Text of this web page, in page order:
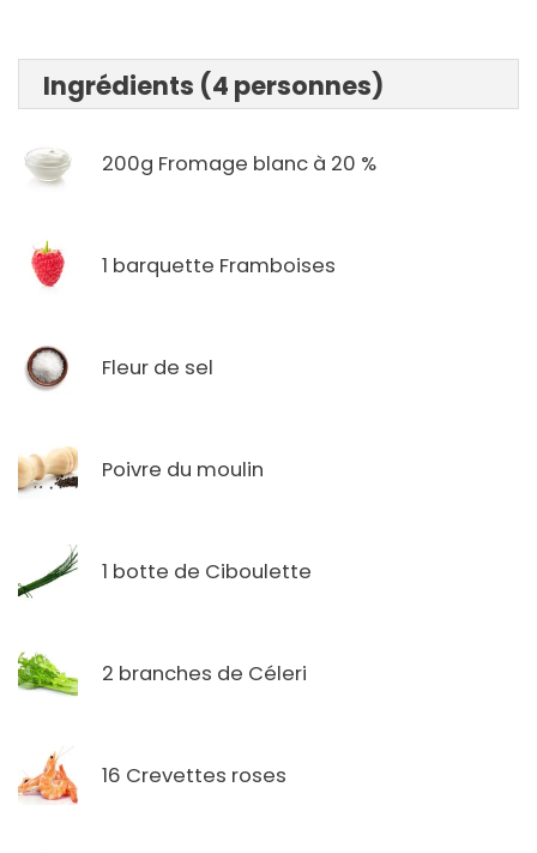
Ingrédients (4 personnes)
200g Fromage blanc à 20 %
1 barquette Framboises
Fleur de sel
Poivre du moulin
1 botte de Ciboulette
2 branches de Céleri
16 Crevettes roses